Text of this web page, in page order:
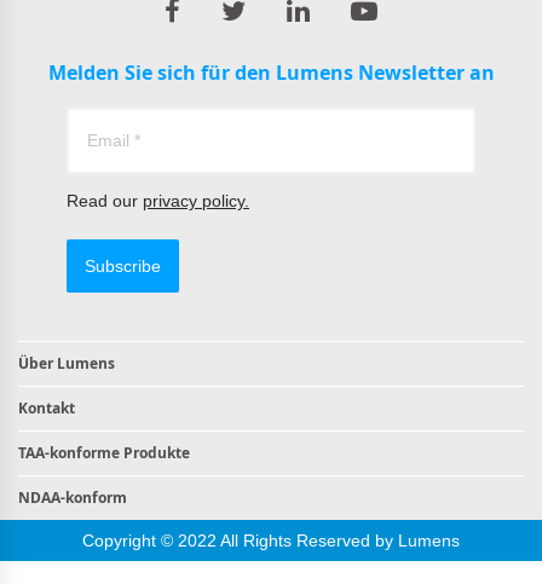
Melden Sie sich für den Lumens Newsletter an
Read our privacy policy.
Subscribe
Über Lumens
Kontakt
TAA-konforme Produkte
NDAA-konform
Copyright © 2022 All Rights Reserved by Lumens